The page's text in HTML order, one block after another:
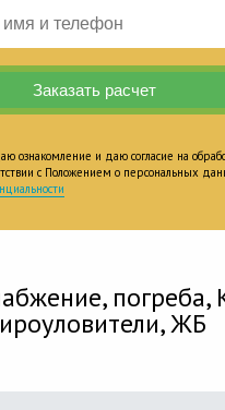
ознакомление и даю согласие на
с Положением о персональных
погреба,
ЖБ